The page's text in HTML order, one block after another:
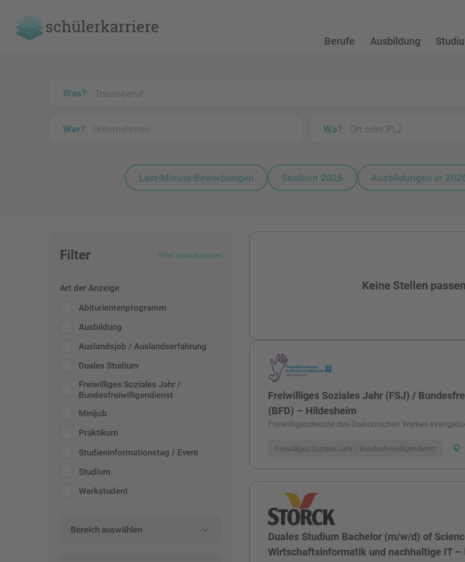
Berufe Ausbildung
Was?
Wer? Wo?
Last-Minute-Bewerbungen Studium 2026 Ausbildungen in
Filter Filter zurücksetzen
Art der Anzeige
Abiturientenprogramm
Ausbildung
Auslandsjob / Auslandserfahrung
Duales Studium
Freiwilliges Soziales Jahr /
Bundesfreiwilligendienst
Minijob
Praktikum
Studieninformationstag / Event
Studium
Werkstudent
Bereich auswählen
Keine Stellen
Freiwilliges Soziales Jahr (FSJ) /
(BFD) – Hildesheim
Freiwilligendienste des Diakonischen Werkes
Freiwilliges Soziales Jahr / Bundesfreiwilligendienst
Duales Studium Bachelor (m/w/d) of
Wirtschaftsinformatik und nachhaltige IT –